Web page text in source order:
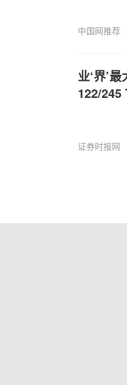
中国网推荐
业‘界’
122/245
证券时报网